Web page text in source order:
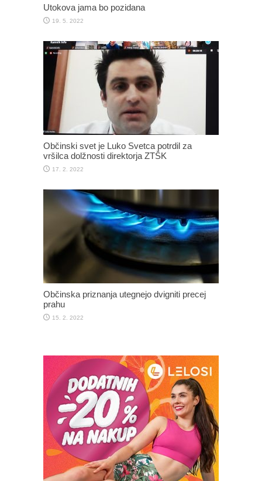
Utokova jama bo pozidana
19. 5. 2022
Občinski svet je Luko Svetca potrdil za
vršilca dolžnosti direktorja ZTŠK
17. 2. 2022
Občinska priznanja utegnejo dvigniti precej
prahu
15. 2. 2022